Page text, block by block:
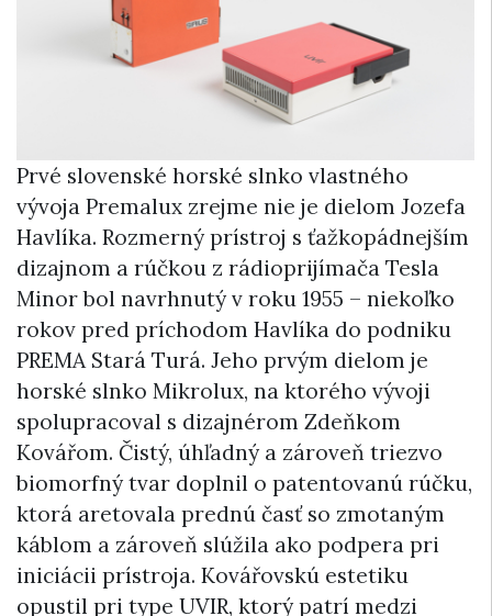
Prvé slovenské horské slnko vlastného
vývoja Premalux zrejme nie je dielom Jozefa
Havlíka. Rozmerný prístroj s ťažkopádnejším
dizajnom a rúčkou z rádioprijímača Tesla
Minor bol navrhnutý v roku 1955 – niekoľko
rokov pred príchodom Havlíka do podniku
PREMA Stará Turá. Jeho prvým dielom je
horské slnko Mikrolux, na ktorého vývoji
spolupracoval s dizajnérom Zdeňkom
Kovářom. Čistý, úhľadný a zároveň triezvo
biomorfný tvar doplnil o patentovanú rúčku,
ktorá aretovala prednú časť so zmotaným
káblom a zároveň slúžila ako podpera pri
iniciácii prístroja. Kovářovskú estetiku
opustil pri type UVIR, ktorý patrí medzi